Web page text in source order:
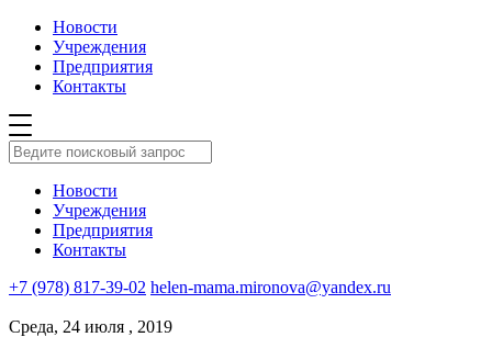
Новости
Учреждения
Предприятия
Контакты
Новости
Учреждения
Предприятия
Контакты
+7 (978) 817-39-02 helen-mama.mironova@yandex.ru
Среда, 24 июля , 2019